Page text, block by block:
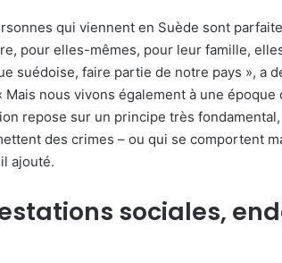
qui viennent en Suède sont
pour elles-mêmes, pour leur famille,
suédoise, faire partie de notre pays », a
Mais nous vivons également à une
repose sur un principe très
des crimes – ou qui se comportent
ajouté.
sociales,